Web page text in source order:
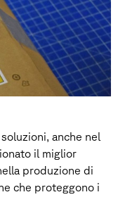
anche nel
il miglior
produzione di
che proteggono i